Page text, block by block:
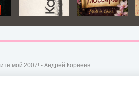
мой 2007! - Андрей Корнеев